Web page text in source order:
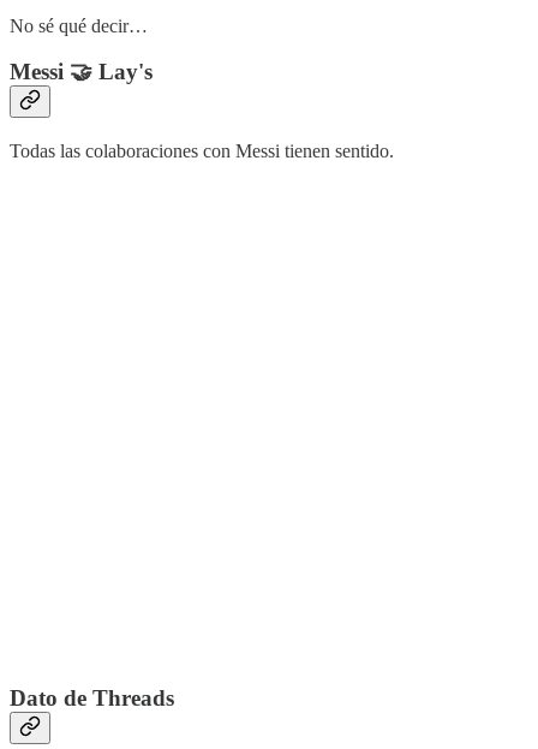
No sé qué decir…
Messi 🤝 Lay's
Todas las colaboraciones con Messi tienen sentido.
Dato de Threads